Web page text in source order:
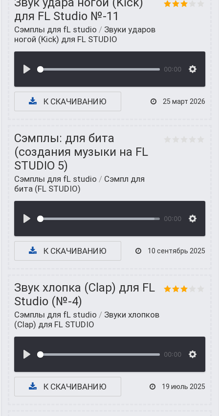
для FL Studio №-11
Сэмплы для fL studio / Звуки ударов
ногой (Kick) для FL STUDIO
00:00
К СКАЧИВАНИЮ 25 март 2026
Сэмплы: для бита
(создания музыки на FL
STUDIO 5)
Сэмплы для fL studio / Cэмпл для
бита (FL STUDIO)
00:00
К СКАЧИВАНИЮ 10 сентябрь 2025
Звук хлопка (Clap) для FL
Studio (№-4)
Сэмплы для fL studio / Звуки хлопков
(Clap) для FL STUDIO
00:00
К СКАЧИВАНИЮ 19 июль 2025